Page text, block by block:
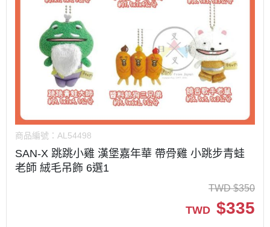
商品編號： AL54498
SAN-X 跳跳小雞 漢堡嘉年華 帶骨雞 小跳步青蛙
老師 絨毛吊飾 6選1
TWD $350
TWD $335